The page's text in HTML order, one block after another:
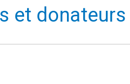
et donateurs